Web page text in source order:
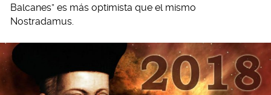
Balcanes” es más optimista que el mismo
Nostradamus.